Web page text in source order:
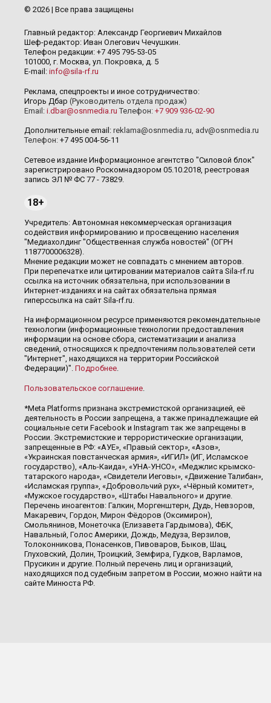
© 2026 | Все права защищены
Главный редактор: Александр Георгиевич Михайлов
Шеф-редактор: Иван Олегович Чечушкин.
Телефон редакции: +7 495 795-53-05
101000, г. Москва, ул. Покровка, д. 5
E-mail: info@sila-rf.ru
Реклама, спецпроекты и иное сотрудничество:
Игорь Дбар (Руководитель отдела продаж)
Email: i.dbar@osnmedia.ru Телефон: +7 909 936-02-90
Дополнительные email: reklama@osnmedia.ru adv@osnmedia.ru
Телефон: +7 495 004-56-11
Сетевое издание Информационное агентство "Силовой блок"
зарегистрировано Роскомнадзором 05.10.2018, реестровая
запись ЭЛ № ФС 77 - 73829.
18+
Учредитель: Автономная некоммерческая организация
содействия информированию и просвещению населения
"Медиахолдинг "Общественная служба новостей" (ОГРН
1187700006328).
Мнение редакции может не совпадать с мнением авторов.
При перепечатке или цитировании материалов сайта Sila-rf.ru
ссылка на источник обязательна, при использовании в
Интернет-изданиях и на сайтах обязательна прямая
гиперссылка на сайт Sila-rf.ru.
На информационном ресурсе применяются рекомендательные
технологии (информационные технологии предоставления
информации на основе сбора, систематизации и анализа
сведений, относящихся к предпочтениям пользователей сети
"Интернет", находящихся на территории Российской
Федерации)". Подробнее
Пользовательское соглашение
*Meta Platforms признана экстремистской организацией, её
деятельность в России запрещена, а также принадлежащие ей
социальные сети Facebook и Instagram так же запрещены в
России. Экстремистские и террористические организации,
запрещенные в РФ: «АУЕ», «Правый сектор», «Азов»,
«Украинская повстанческая армия», «ИГИЛ» (ИГ, Исламское
государство), «Аль-Каида», «УНА-УНСО», «Меджлис крымско-
татарского народа», «Свидетели Иеговы», «Движение Талибан»,
«Исламская группа», «Добровольчий рух», «Чёрный комитет»,
«Мужское государство», «Штабы Навального» и другие.
Перечень иноагентов: Галкин, Моргенштерн, Дудь, Невзоров,
Макаревич, Гордон, Мирон Фёдоров (Оксимирон),
Смольянинов, Монеточка (Елизавета Гардымова), ФБК,
Навальный, Голос Америки, Дождь, Медуза, Верзилов,
Толоконникова, Понасенков, Пивоваров, Быков, Шац,
Глуховский, Долин, Троицкий, Земфира, Гудков, Варламов,
Прусикин и другие. Полный перечень лиц и организаций,
находящихся под судебным запретом в России, можно найти на
сайте Минюста РФ.